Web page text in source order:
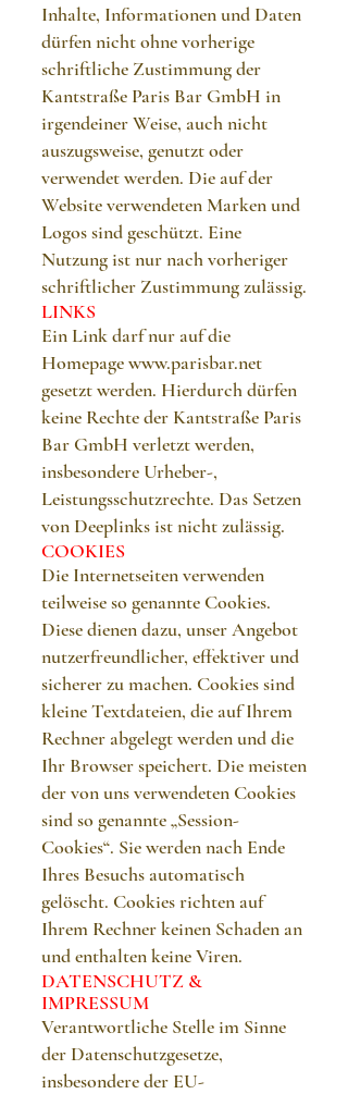
Inhalte, Informationen und Daten
dürfen nicht ohne vorherige
schriftliche Zustimmung der
Kantstraße Paris Bar GmbH in
irgendeiner Weise, auch nicht
auszugsweise, genutzt oder
verwendet werden. Die auf der
Website verwendeten Marken und
Logos sind geschützt. Eine
Nutzung ist nur nach vorheriger
schriftlicher Zustimmung zulässig.
LINKS
Ein Link darf nur auf die
Homepagewww.parisbar.net
gesetzt werden. Hierdurch dürfen
keine Rechte der Kantstraße Paris
Bar GmbH verletzt werden,
insbesondere Urheber-,
Leistungsschutzrechte. Das Setzen
von Deeplinks ist nicht zulässig.
COOKIES
Die Internetseiten verwenden
teilweise so genannte Cookies.
Diese dienen dazu, unser Angebot
nutzerfreundlicher, effektiver und
sicherer zu machen. Cookies sind
kleine Textdateien, die auf Ihrem
Rechner abgelegt werden und die
Ihr Browser speichert. Die meisten
der von uns verwendeten Cookies
sind so genannte „Session-
Cookies“. Sie werden nach Ende
Ihres Besuchs automatisch
gelöscht. Cookies richten auf
Ihrem Rechner keinen Schaden an
und enthalten keine Viren.
DATENSCHUTZ &
IMPRESSUM
Verantwortliche Stelle im Sinne
der Datenschutzgesetze,
insbesondere der EU-